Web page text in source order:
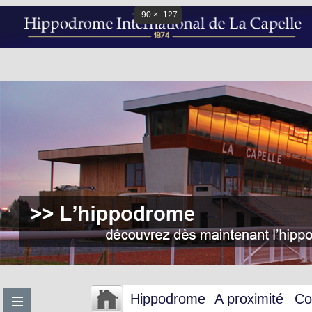
Hippodrome A proximité
-90 × -127